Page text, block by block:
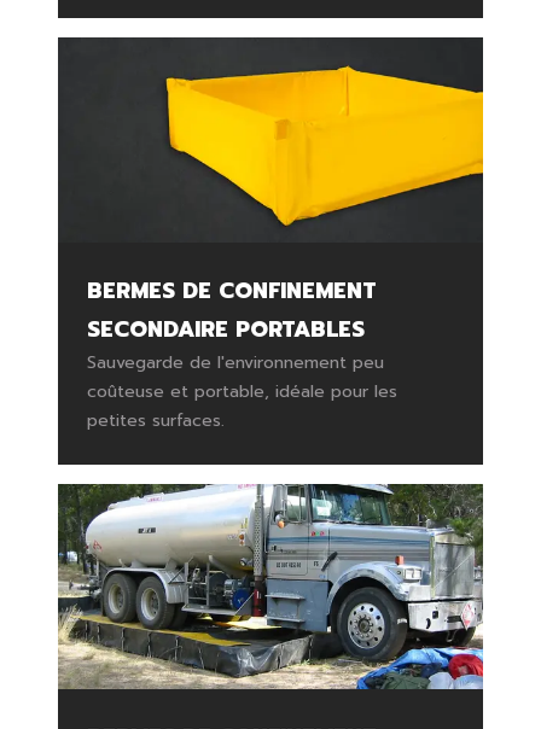
BERMES DE CONFINEMENT
SECONDAIRE PORTABLES
Sauvegarde de l'environnement peu
coûteuse et portable, idéale pour les
petites surfaces.